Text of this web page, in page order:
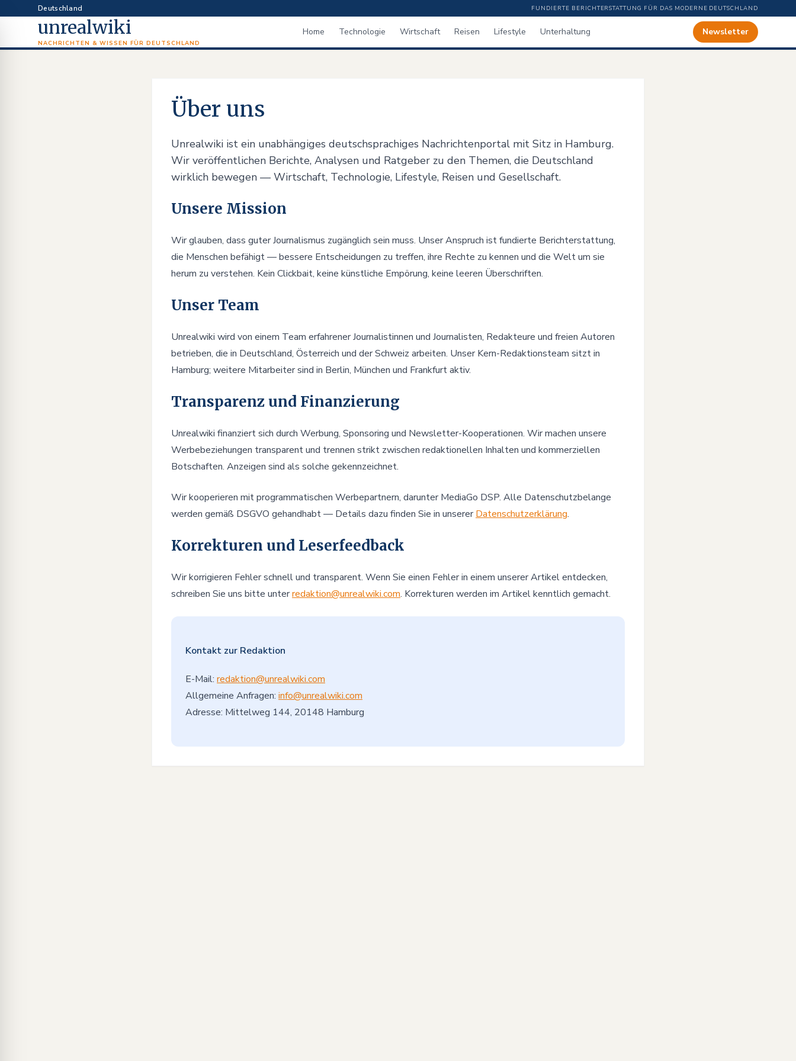
Deutschland FUNDIERTE BERICHTERSTATTUNG FÜR DAS MODERNE DEUTSCHLAND
unrealwiki
NACHRICHTEN & WISSEN FÜR DEUTSCHLAND
Home Technologie Wirtschaft Reisen Lifestyle Unterhaltung Newsletter
Über uns
Unrealwiki ist ein unabhängiges deutschsprachiges Nachrichtenportal mit Sitz in Hamburg.
Wir veröffentlichen Berichte, Analysen und Ratgeber zu den Themen, die Deutschland
wirklich bewegen — Wirtschaft, Technologie, Lifestyle, Reisen und Gesellschaft.
Unsere Mission
Wir glauben, dass guter Journalismus zugänglich sein muss. Unser Anspruch ist fundierte Berichterstattung,
die Menschen befähigt — bessere Entscheidungen zu treffen, ihre Rechte zu kennen und die Welt um sie
herum zu verstehen. Kein Clickbait, keine künstliche Empörung, keine leeren Überschriften.
Unser Team
Unrealwiki wird von einem Team erfahrener Journalistinnen und Journalisten, Redakteure und freien Autoren
betrieben, die in Deutschland, Österreich und der Schweiz arbeiten. Unser Kern-Redaktionsteam sitzt in
Hamburg; weitere Mitarbeiter sind in Berlin, München und Frankfurt aktiv.
Transparenz und Finanzierung
Unrealwiki finanziert sich durch Werbung, Sponsoring und Newsletter-Kooperationen. Wir machen unsere
Werbebeziehungen transparent und trennen strikt zwischen redaktionellen Inhalten und kommerziellen
Botschaften. Anzeigen sind als solche gekennzeichnet.
Wir kooperieren mit programmatischen Werbepartnern, darunter MediaGo DSP. Alle Datenschutzbelange
werden gemäß DSGVO gehandhabt — Details dazu finden Sie in unsererDatenschutzerklärung.
Korrekturen und Leserfeedback
Wir korrigieren Fehler schnell und transparent. Wenn Sie einen Fehler in einem unserer Artikel entdecken,
schreiben Sie uns bitte unterredaktion@unrealwiki.com. Korrekturen werden im Artikel kenntlich gemacht.
Kontakt zur Redaktion
E-Mail: redaktion@unrealwiki.com
Allgemeine Anfragen: info@unrealwiki.com
Adresse: Mittelweg 144, 20148 Hamburg